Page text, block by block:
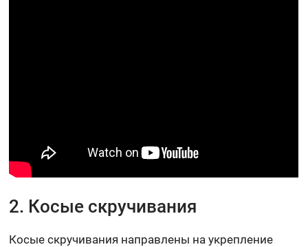
2. Косые скручивания
Косые скручивания направлены на укрепление